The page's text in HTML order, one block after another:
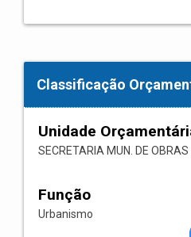
Classificação
Unidade
SECRETARIA MUN. DE OBRAS
Função
Urbanismo